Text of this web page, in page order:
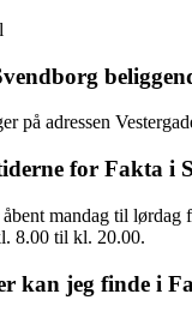
på adressen
for Fakta i
mandag til
8.00 til kl. 20.00.
kan jeg finde i